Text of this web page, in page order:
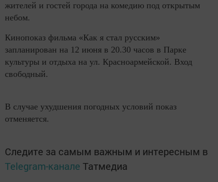
жителей и гостей города на комедию под открытым
небом.
Кинопоказ фильма «Как я стал русским»
запланирован на 12 июня в 20.30 часов в Парке
культуры и отдыха на ул. Красноармейской. Вход
свободный.
В случае ухудшения погодных условий показ
отменяется.
Следите за самым важным и интересным в
Telegram-канале Татмедиа